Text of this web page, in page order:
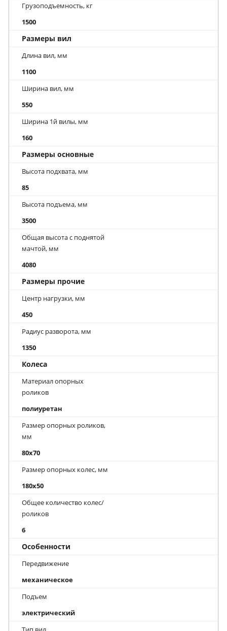
Грузоподъемность, кг
1500
Размеры вил
Длина вил, мм
1100
Ширина вил, мм
550
Ширина 1й вилы, мм
160
Размеры основные
Высота подхвата, мм
85
Высота подъема, мм
3500
Общая высота с поднятой
мачтой, мм
4080
Размеры прочие
Центр нагрузки, мм
450
Радиус разворота, мм
1350
Колеса
Материал опорных
роликов
полиуретан
Размер опорных роликов,
мм
80x70
Размер опорных колес, мм
180x50
Общее количество колес/
роликов
6
Особенности
Передвижение
механическое
Подъем
электрический